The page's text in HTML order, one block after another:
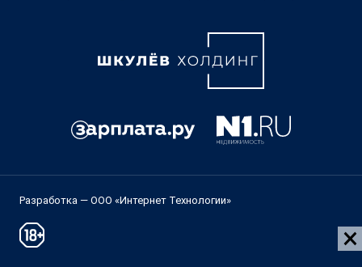
Разработка — ООО «Интернет Технологии»